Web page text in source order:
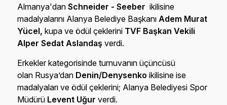
Almanya'danSchneider - Seeberikilisine
madalyalarını Alanya Belediye BaşkanıAdem Murat
Yücel,kupa ve ödül çeklerini TVF Başkan Vekili
Alper Sedat Aslandaş verdi.
Erkekler kategorisinde turnuvanın üçüncüsü
olan Rusya’dan Denin/Denysenko ikilisine ise
madalyaları ve ödül çeklerini; Alanya Belediyesi Spor
Müdürü Levent Uğur verdi.